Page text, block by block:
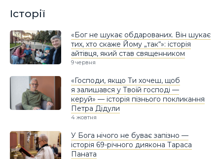
Історії
«Бог не шукає обдарованих. Він шукає
тих, хто скаже Йому „так“»: історія
айтівця, який став священником
9 червня
«Господи, якщо Ти хочеш, щоб
я залишався у Твоїй господі —
керуй» — історія пізнього покликання
Петра Дідули
4 жовтня
У Бога нічого не буває запізно —
історія 69-річного диякона Тараса
Паната